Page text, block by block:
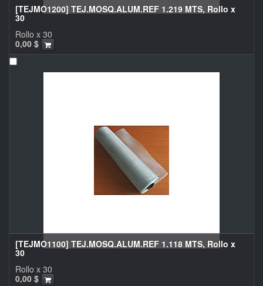
[TEJMO1200] TEJ.MOSQ.ALUM.REF 1.219 MTS, Rollo x
30
0,00 $
Rollo x 30
[TEJMO1100] TEJ.MOSQ.ALUM.REF 1.118 MTS, Rollo x
30
0,00 $
Rollo x 30